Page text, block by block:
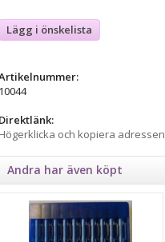
Lägg i önskelista
10044
Direktlänk:
Högerklicka och kopiera adressen
Andra har även köpt